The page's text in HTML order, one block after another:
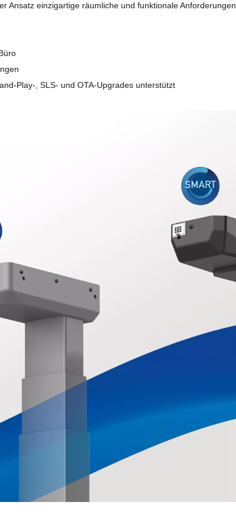
Ansatz einzigartige räumliche und funktionale Anforderungen.
Play-, SLS- und OTA-Upgrades unterstützt